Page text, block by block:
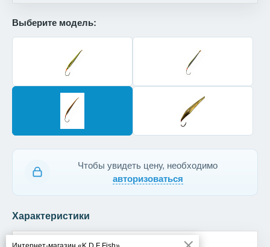
Выберите модель:
Чтобы увидеть цену, необходимо
авторизоваться
Характеристики
Окуневая большая